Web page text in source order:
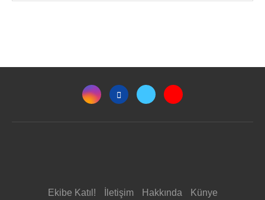
Ekibe Katıl! İletişim Hakkında Künye